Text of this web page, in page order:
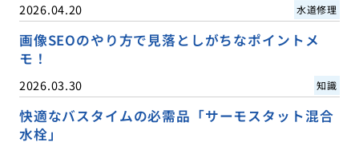
2026.04.20 水道修理
画像SEOのやり方で見落としがちなポイントメ
モ！
2026.03.30 知識
快適なバスタイムの必需品「サーモスタット混合
水栓」